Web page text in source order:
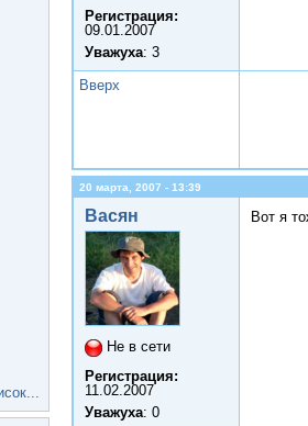
Регистрация:
09.01.2007
Уважуха: 3
Вверх
20 марта, 2007 - 13:39
Васян
Не в сети
Регистрация:
11.02.2007
Уважуха: 0
Вот я